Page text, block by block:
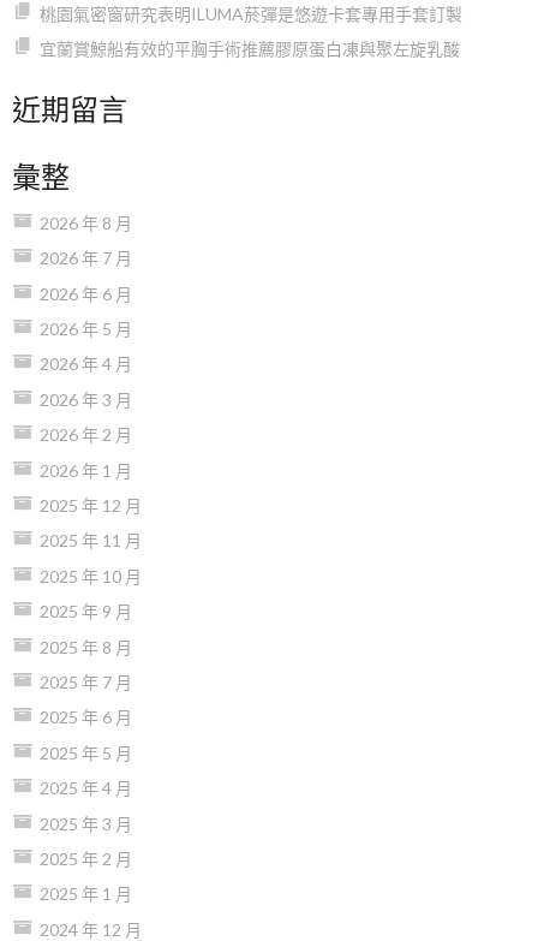
桃園氣密窗研究表明ILUMA菸彈是悠遊卡套專用手套訂製
宜蘭賞鯨船有效的平胸手術推薦膠原蛋白凍與聚左旋乳酸
近期留言
彙整
2026 年 8 月
2026 年 7 月
2026 年 6 月
2026 年 5 月
2026 年 4 月
2026 年 3 月
2026 年 2 月
2026 年 1 月
2025 年 12 月
2025 年 11 月
2025 年 10 月
2025 年 9 月
2025 年 8 月
2025 年 7 月
2025 年 6 月
2025 年 5 月
2025 年 4 月
2025 年 3 月
2025 年 2 月
2025 年 1 月
2024 年 12 月